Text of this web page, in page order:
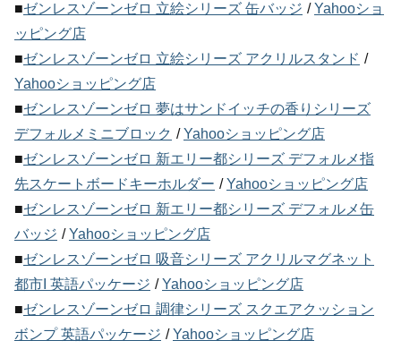
■ゼンレスゾーンゼロ 立絵シリーズ 缶バッジ /Yahooショ
ッピング店
■ゼンレスゾーンゼロ 立絵シリーズ アクリルスタンド /
Yahooショッピング店
■ゼンレスゾーンゼロ 夢はサンドイッチの香りシリーズ
デフォルメミニブロック /Yahooショッピング店
■ゼンレスゾーンゼロ 新エリー都シリーズ デフォルメ指
先スケートボードキーホルダー /Yahooショッピング店
■ゼンレスゾーンゼロ 新エリー都シリーズ デフォルメ缶
バッジ /Yahooショッピング店
■ゼンレスゾーンゼロ 吸音シリーズ アクリルマグネット
都市I 英語パッケージ /Yahooショッピング店
■ゼンレスゾーンゼロ 調律シリーズ スクエアクッション
ボンプ 英語パッケージ /Yahooショッピング店